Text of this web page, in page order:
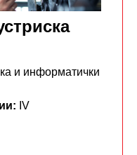
и информатички
IV